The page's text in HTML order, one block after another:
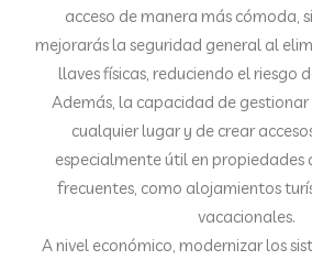
acceso de manera más cómoda,
mejorarás la seguridad general al
llaves físicas, reduciendo el riesgo
Además, la capacidad de gestionar
cualquier lugar y de crear
especialmente útil en propiedades
frecuentes, como alojamientos
vacacionales.
A nivel económico, modernizar los